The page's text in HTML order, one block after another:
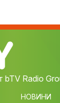
bTV Radio
НОВИНИ